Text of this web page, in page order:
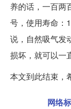
养的话，一百两
号，使用寿命：
说，自然吸气发
损坏，就可以一
本文到此结束，
网络